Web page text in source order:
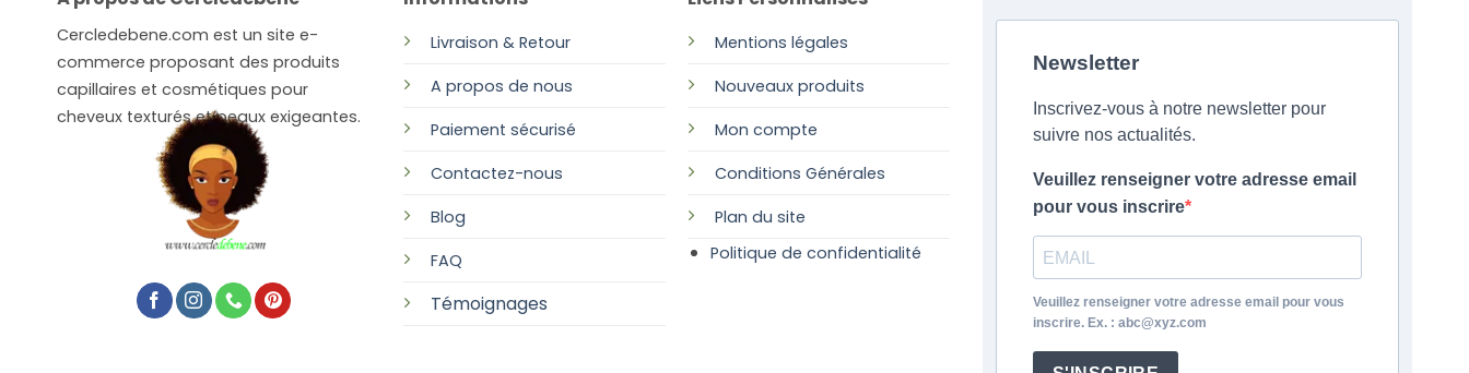
Cercledebene.com est un site e-
commerce proposant des produits
capillaires et cosmétiques pour
cheveux texturés et peaux exigeantes.
Livraison & Retour
A propos de nous
Paiement sécurisé
Contactez-nous
Blog
FAQ
Témoignages
Mentions légales
Nouveaux produits
Mon compte
Conditions Générales
Plan du site
Politique de confidentialité
Newsletter
Inscrivez-vous à notre newsletter pour
suivre nos actualités.
Veuillez renseigner votre adresse email
pour vous inscrire
Veuillez renseigner votre adresse email pour vous
inscrire. Ex. : abc@xyz.com